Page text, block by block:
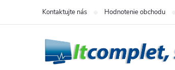
Kontaktujte nás Hodnotenie obchodu